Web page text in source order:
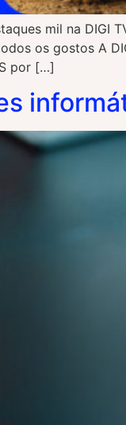
mil na DIGI
os gostos A
por […]